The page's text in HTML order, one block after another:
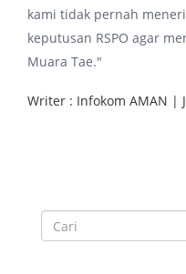
kami tidak pernah
keputusan RSPO agar
Muara Tae."
Writer : Infokom AMAN |